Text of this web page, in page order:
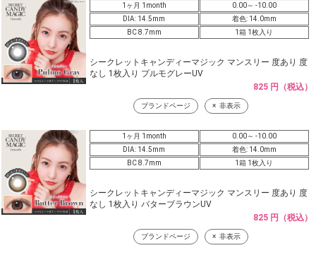
1ヶ月 1month
0.00～ -10.00
DIA: 14.5mm
着色: 14.0mm
BC 8.7mm
1箱 1枚入り
シークレットキャンディーマジック マンスリー 度あり 度
なし 1枚入り プルモグレーUV
825 円（税込）
ブランドページ 非表示
1ヶ月 1month
0.00～ -10.00
DIA: 14.5mm
着色: 14.0mm
BC 8.7mm
1箱 1枚入り
シークレットキャンディーマジック マンスリー 度あり 度
なし 1枚入り バターブラウンUV
825 円（税込）
ブランドページ 非表示